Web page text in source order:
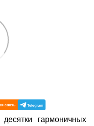
гармоничных